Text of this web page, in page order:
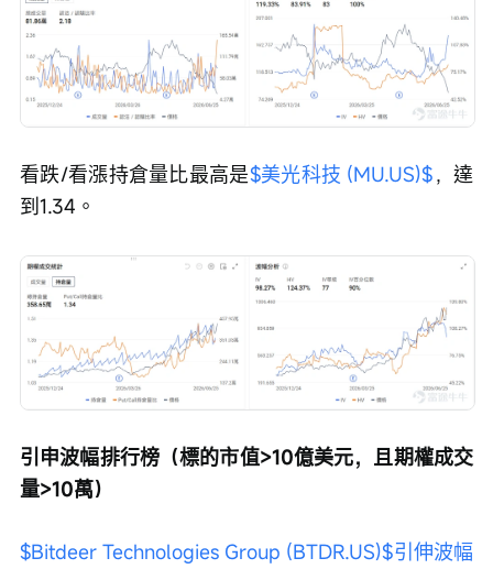
看跌/看漲持倉量比最高是$美光科技 (MU.US)$，達
到1.34。
引申波幅排行榜（標的市值>10億美元，且期權成交
量>10萬）
$Bitdeer Technologies Group (BTDR.US)$引伸波幅